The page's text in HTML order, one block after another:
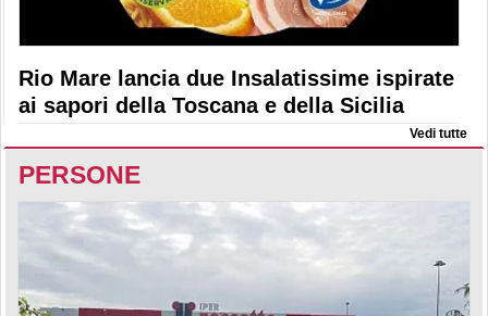
Rio Mare lancia due Insalatissime ispirate
ai sapori della Toscana e della Sicilia
Vedi tutte
PERSONE